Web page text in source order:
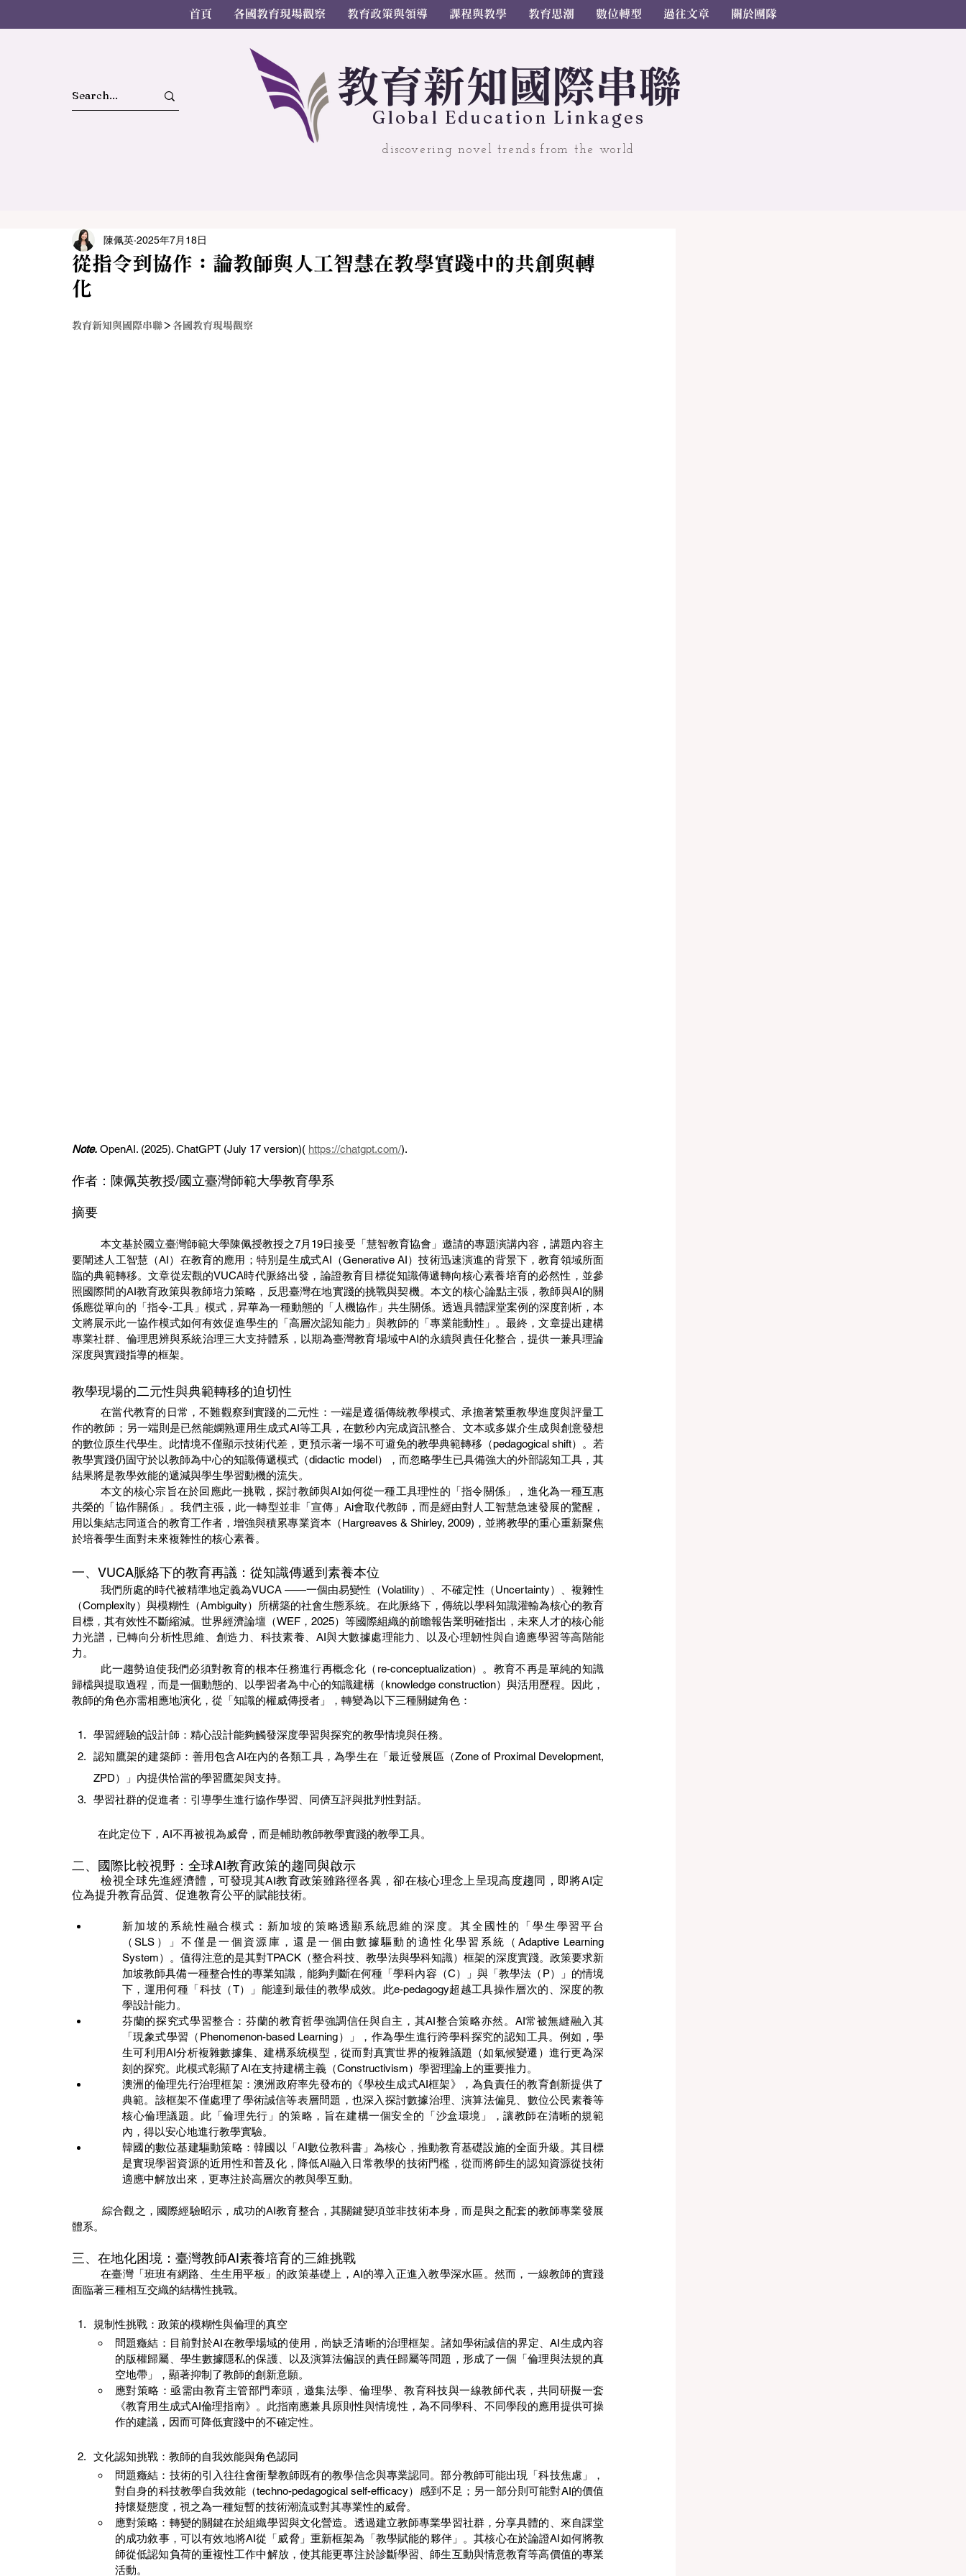
首頁 各國教育現場觀察 教育政策與領導 課程與教學 教育思潮 數位轉型 過往文章 關於團隊
教育新知國 際串聯
Global Education Linkages
discovering novel trends from the world
從指令到協作：論教師與人工智慧在教學實踐中的共創與轉
化
陳佩英 2025年7月18日
教育新知與國際串聯＞ 各國教育現場觀察
Note. OpenAI. (2025). ChatGPT (July 17 version)( https://chatgpt.com/).
作者：陳佩英教授/國立臺灣師範大學教育學系
摘要
	本文基於國立臺灣師範大學陳佩授教授之7月19日接受「慧智教育協會」邀請的專題演講內容，講題內容主
要闡述人工智慧（AI）在教育的應用；特別是生成式AI（Generative AI）技術迅速演進的背景下，教育領域所面
臨的典範轉移。文章從宏觀的VUCA時代脈絡出發，論證教育目標從知識傳遞轉向核心素養培育的必然性，並參
照國際間的AI教育政策與教師培力策略，反思臺灣在地實踐的挑戰與契機。本文的核心論點主張，教師與AI的關
係應從單向的「指令-工具」模式，昇華為一種動態的「人機協作」共生關係。透過具體課堂案例的深度剖析，本
文將展示此一協作模式如何有效促進學生的「高層次認知能力」與教師的「專業能動性」。最終，文章提出建構
專業社群、倫理思辨與系統治理三大支持體系，以期為臺灣教育場域中AI的永續與責任化整合，提供一兼具理論
深度與實踐指導的框架。
教學現場的二元性與典範轉移的迫切性
	在當代教育的日常，不難觀察到實踐的二元性：一端是遵循傳統教學模式、承擔著繁重教學進度與評量工
作的教師；另一端則是已然能嫻熟運用生成式AI等工具，在數秒內完成資訊整合、文本或多媒介生成與創意發想
的數位原生代學生。此情境不僅顯示技術代差，更預示著一場不可避免的教學典範轉移（pedagogical shift）。若
教學實踐仍固守於以教師為中心的知識傳遞模式（didactic model），而忽略學生已具備強大的外部認知工具，其
結果將是教學效能的遞減與學生學習動機的流失。
	本文的核心宗旨在於回應此一挑戰，探討教師與AI如何從一種工具理性的「指令關係」，進化為一種互惠
共榮的「協作關係」。我們主張，此一轉型並非「宣傳」Ai會取代教師，而是經由對人工智慧急速發展的驚醒，
用以集結志同道合的教育工作者，增強與積累專業資本（Hargreaves & Shirley, 2009)，並將教學的重心重新聚焦
於培養學生面對未來複雜性的核心素養。
一、VUCA脈絡下的教育再議：從知識傳遞到素養本位
（Complexity）與模糊性（Ambiguity）所構築的社會生態系統。在此脈絡下，傳統以學科知識灌輸為核心的教育
目標，其有效性不斷縮減。世界經濟論壇（WEF，2025）等國際組織的前瞻報告業明確指出，未來人才的核心能
力光譜，已轉向分析性思維、創造力、科技素養、AI與大數據處理能力、以及心理韌性與自適應學習等高階能
力。
歸檔與提取過程，而是一個動態的、以學習者為中心的知識建構（knowledge construction）與活用歷程。因此，
教師的角色亦需相應地演化，從「知識的權威傳授者」，轉變為以下三種關鍵角色：
學習經驗的設計師：精心設計能夠觸發深度學習與探究的教學情境與任務。
認知鷹架的建築師：善用包含AI在內的各類工具，為學生在「最近發展區（Zone of Proximal Development,
ZPD）」內提供恰當的學習鷹架與支持。
學習社群的促進者：引導學生進行協作學習、同儕互評與批判性對話。
         在此定位下，AI不再被視為威脅，而是輔助教師教學實踐的教學工具。
二、國際比較視野：全球AI教育政策的趨同與啟示
	檢視全球先進經濟體，可發現其AI教育政策雖路徑各異，卻在核心理念上呈現高度趨同，即將AI定
位為提升教育品質、促進教育公平的賦能技術。
新加坡的系統性融合模式：新加坡的策略透顯系統思維的深度。其全國性的「學生學習平台
（SLS）」不僅是一個資源庫，還是一個由數據驅動的適性化學習系統（Adaptive Learning
System）。值得注意的是其對TPACK（整合科技、教學法與學科知識）框架的深度實踐。政策要求新
加坡教師具備一種整合性的專業知識，能夠判斷在何種「學科內容（C）」與「教學法（P）」的情境
下，運用何種「科技（T）」能達到最佳的教學成效。此e-pedagogy超越工具操作層次的、深度的教
學設計能力。
芬蘭的探究式學習整合：芬蘭的教育哲學強調信任與自主，其AI整合策略亦然。AI常被無縫融入其
「現象式學習（Phenomenon-based Learning）」，作為學生進行跨學科探究的認知工具。例如，學
生可利用AI分析複雜數據集、建構系統模型，從而對真實世界的複雜議題（如氣候變遷）進行更為深
刻的探究。此模式彰顯了AI在支持建構主義（Constructivism）學習理論上的重要推力。
澳洲的倫理先行治理框架：澳洲政府率先發布的《學校生成式AI框架》，為負責任的教育創新提供了
典範。該框架不僅處理了學術誠信等表層問題，也深入探討數據治理、演算法偏見、數位公民素養等
核心倫理議題。此「倫理先行」的策略，旨在建構一個安全的「沙盒環境」，讓教師在清晰的規範
內，得以安心地進行教學實驗。
韓國的數位基建驅動策略：韓國以「AI數位教科書」為核心，推動教育基礎設施的全面升級。其目標
是實現學習資源的近用性和普及化，降低AI融入日常教學的技術門檻，從而將師生的認知資源從技術
適應中解放出來，更專注於高層次的教與學互動。
體系。
三、在地化困境：臺灣教師AI素養培育的三維挑戰
	在臺灣「班班有網路、生生用平板」的政策基礎上，AI的導入正進入教學深水區。然而，一線教師的實踐
面臨著三種相互交織的結構性挑戰。
規制性挑戰：政策的模糊性與倫理的真空
問題癥結：目前對於AI在教學場域的使用，尚缺乏清晰的治理框架。諸如學術誠信的界定、AI生成內容
的版權歸屬、學生數據隱私的保護、以及演算法偏誤的責任歸屬等問題，形成了一個「倫理與法規的真
空地帶」，顯著抑制了教師的創新意願。
應對策略：亟需由教育主管部門牽頭，邀集法學、倫理學、教育科技與一線教師代表，共同研擬一套
《教育用生成式AI倫理指南》。此指南應兼具原則性與情境性，為不同學科、不同學段的應用提供可操
作的建議，因而可降低實踐中的不確定性。
文化認知挑戰：教師的自我效能與角色認同
問題癥結：技術的引入往往會衝擊教師既有的教學信念與專業認同。部分教師可能出現「科技焦慮」，
對自身的科技教學自我效能（techno-pedagogical self-efficacy）感到不足；另一部分則可能對AI的價值
持懷疑態度，視之為一種短暫的技術潮流或對其專業性的威脅。
應對策略：轉變的關鍵在於組織學習與文化營造。透過建立教師專業學習社群，分享具體的、來自課堂
的成功敘事，可以有效地將AI從「威脅」重新框架為「教學賦能的夥伴」。其核心在於論證AI如何將教
師從低認知負荷的重複性工作中解放，使其能更專注於診斷學習、師生互動與情意教育等高價值的專業
活動。